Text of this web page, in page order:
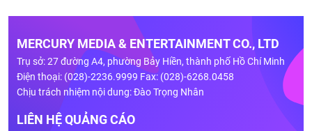
MERCURY MEDIA & ENTERTAINMENT CO., LTD
Trụ sở: 27 đường A4, phường Bảy Hiền, thành phố Hồ Chí Minh
Điện thoại: (028)-2236.9999 Fax: (028)-6268.0458
Chịu trách nhiệm nội dung: Đào Trọng Nhân
LIÊN HỆ QUẢNG CÁO